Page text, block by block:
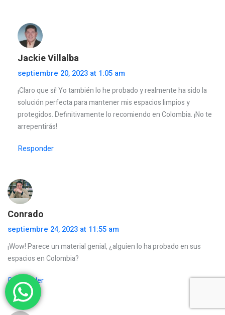
Jackie Villalba
septiembre 20, 2023 at 1:05 am
¡Claro que sí! Yo también lo he probado y realmente ha sido la
solución perfecta para mantener mis espacios limpios y
protegidos. Definitivamente lo recomiendo en Colombia. ¡No te
arrepentirás!
Responder
Conrado
septiembre 24, 2023 at 11:55 am
¡Wow! Parece un material genial, ¿alguien lo ha probado en sus
espacios en Colombia?
Responder